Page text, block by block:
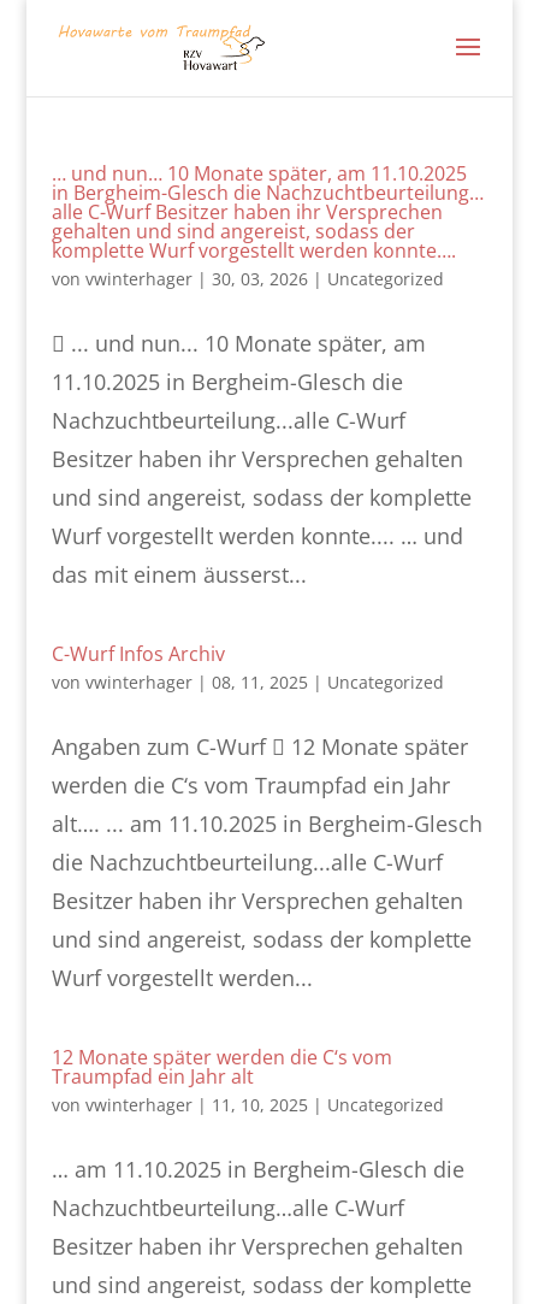
… und nun… 10 Monate später, am 11.10.2025
in Bergheim-Glesch die Nachzuchtbeurteilung…
alle C-Wurf Besitzer haben ihr Versprechen
gehalten und sind angereist, sodass der
komplette Wurf vorgestellt werden konnte….
von vwinterhager| 30, 03, 2026| Uncategorized
 ... und nun... 10 Monate später, am
11.10.2025 in Bergheim-Glesch die
Nachzuchtbeurteilung...alle C-Wurf
Besitzer haben ihr Versprechen gehalten
und sind angereist, sodass der komplette
Wurf vorgestellt werden konnte.... … und
das mit einem äusserst...
C-Wurf Infos Archiv
von vwinterhager| 08, 11, 2025| Uncategorized
Angaben zum C-Wurf  12 Monate später
werden die C‘s vom Traumpfad ein Jahr
alt…. ... am 11.10.2025 in Bergheim-Glesch
die Nachzuchtbeurteilung...alle C-Wurf
Besitzer haben ihr Versprechen gehalten
und sind angereist, sodass der komplette
Wurf vorgestellt werden...
12 Monate später werden die C‘s vom
Traumpfad ein Jahr alt
von vwinterhager| 11, 10, 2025| Uncategorized
… am 11.10.2025 in Bergheim-Glesch die
Nachzuchtbeurteilung…alle C-Wurf
Besitzer haben ihr Versprechen gehalten
und sind angereist, sodass der komplette